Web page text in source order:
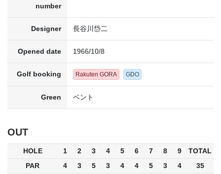
number
Designer 長谷川岱二
Opened date 1966/10/8
Golf booking Rakuten GORA GDO
Green ベント
OUT
HOLE 1 2 3 4 5 6 7 8 9
TOTAL
PAR
4 3 5 3 4 4 5 3 4 35